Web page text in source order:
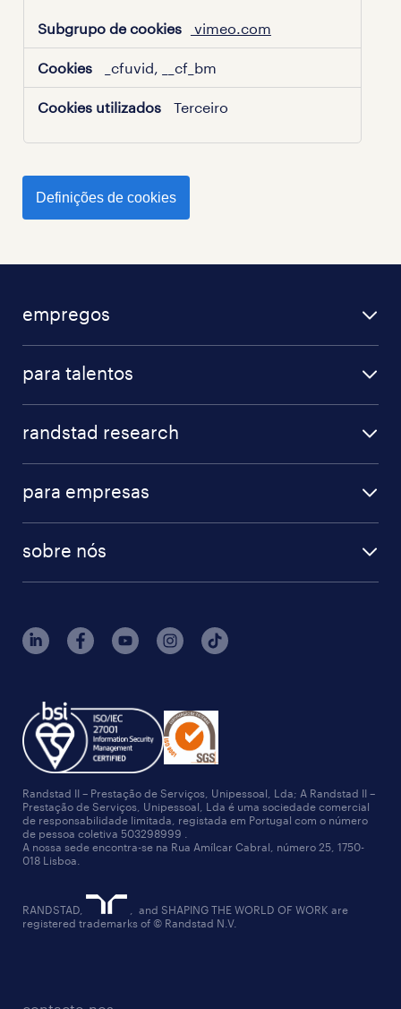
vimeo.com
_cfuvid, __cf_bm
Terceiro
Definições de cookies
empregos
para talentos
randstad research
para empresas
sobre nós
Randstad II – Prestação de Serviços, Unipessoal, Lda; A Randstad II –
Prestação de Serviços, Unipessoal, Lda é uma sociedade comercial
de responsabilidade limitada, registada em Portugal com o número
de pessoa coletiva 503298999 .
A nossa sede encontra-se na Rua Amílcar Cabral, número 25, 1750-
018 Lisboa.
RANDSTAD,
, and SHAPING THE WORLD OF WORK are
registered trademarks of © Randstad N.V.